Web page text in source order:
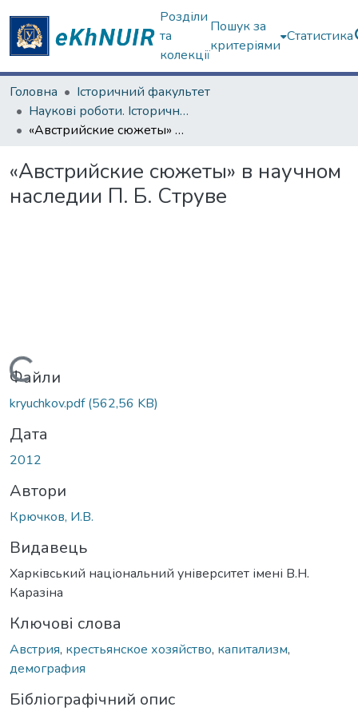
Розділи
та
колекції
Пошук за
критеріями
Статистика
Головна
Історичний факультет
Наукові роботи. Історичний факультет
«Австрийские сюжеты» в научном наследии П. Б. Струве
«Австрийские сюжеты» в научном
наследии П. Б. Струве
Вантажиться...
Файли
kryuchkov.pdf(562,56 KB)
Дата
2012
Автори
Крючков, И.В.
Видавець
Харківський національний університет імені В.Н.
Каразіна
Ключові слова
Австрия, крестьянское хозяйство, капитализм,
демография
Бібліографічний опис